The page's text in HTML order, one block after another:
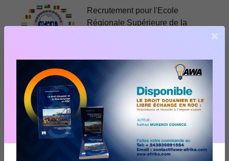
Recrutement pour l'Ecole
Régionale Supérieure de la
Réflexions Juridiques Africaines
– Parution de décembre 2023
22 Jul 2023
Engen DRC S.A a lancé un appel
×